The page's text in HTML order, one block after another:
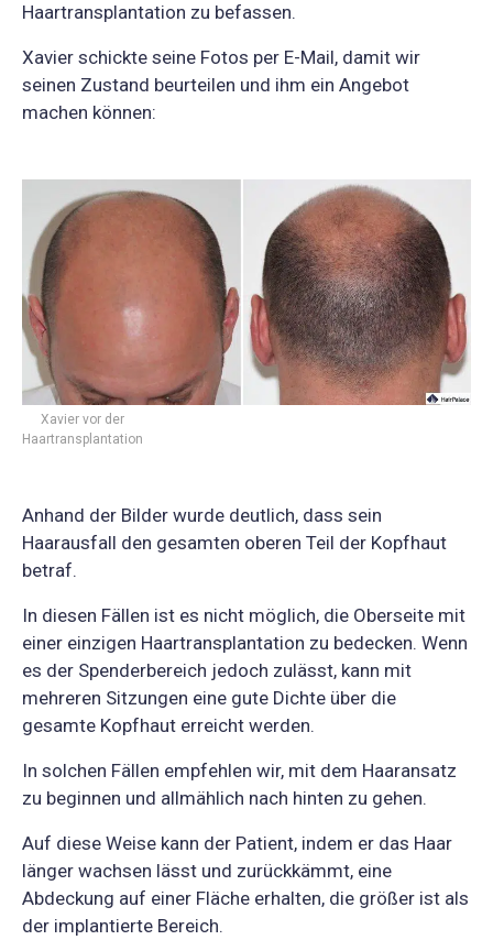
Haartransplantation zu befassen.
Xavier schickte seine Fotos per E-Mail, damit wir
seinen Zustand beurteilen und ihm ein Angebot
machen können:
Xavier vor der
Haartransplantation
Anhand der Bilder wurde deutlich, dass sein
Haarausfall den gesamten oberen Teil der Kopfhaut
betraf.
In diesen Fällen ist es nicht möglich, die Oberseite mit
einer einzigen Haartransplantation zu bedecken. Wenn
es der Spenderbereich jedoch zulässt, kann mit
mehreren Sitzungen eine gute Dichte über die
gesamte Kopfhaut erreicht werden.
In solchen Fällen empfehlen wir, mit dem Haaransatz
zu beginnen und allmählich nach hinten zu gehen.
Auf diese Weise kann der Patient, indem er das Haar
länger wachsen lässt und zurückkämmt, eine
Abdeckung auf einer Fläche erhalten, die größer ist als
der implantierte Bereich.